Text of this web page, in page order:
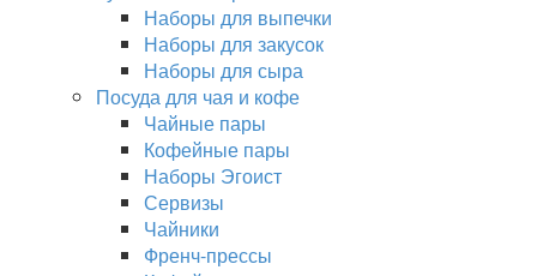
Наборы для выпечки
Наборы для закусок
Наборы для сыра
Посуда для чая и кофе
Чайные пары
Кофейные пары
Наборы Эгоист
Сервизы
Чайники
Френч-прессы